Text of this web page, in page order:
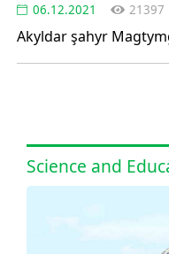
06.12.2021 21397
Akyldar şahyr
Science and